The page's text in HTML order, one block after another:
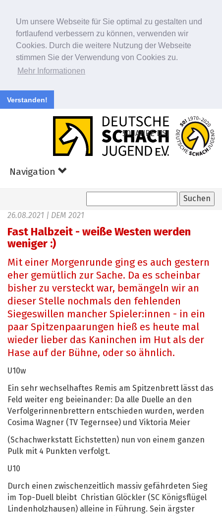
Um unsere Webseite für Sie optimal zu gestalten und
fortlaufend verbessern zu können, verwenden wir
Cookies. Durch die weitere Nutzung der Webseite
stimmen Sie der Verwendung von Cookies zu.
Mehr Informationen
Verstanden!
Navigation
50 JAHRE DSJ
26.08.2021 | DEM 2021
Fast Halbzeit - weiße Westen werden
weniger :)
Mit einer Morgenrunde ging es auch gestern
eher gemütlich zur Sache. Da es scheinbar
bisher zu versteckt war, bemängeln wir an
dieser Stelle nochmals den fehlenden
Siegeswillen mancher Spieler:innen - in ein
paar Spitzenpaarungen hieß es heute mal
wieder lieber das Kaninchen im Hut als der
Hase auf der Bühne, oder so ähnlich.
U10w
Ein sehr wechselhaftes Remis am Spitzenbrett lässt das
Feld weiter eng beieinander: Da alle Duelle an den
Verfolgerinnenbrettern entschieden wurden, werden
Cosima Wagner (TV Tegernsee) und Viktoria Meier
(Schachwerkstatt Eichstetten) nun von einem ganzen
Pulk mit 4 Punkten verfolgt.
U10
Durch einen zwischenzeitlich massiv gefährdeten Sieg
im Top-Duell bleibt Christian Glöckler (SC Königsflügel
Lindenholzhausen) alleine in Führung. Sein ärgster